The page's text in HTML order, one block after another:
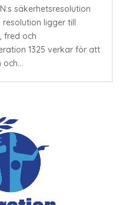
säkerhetsresolution
resolution ligger till
fred och
1325 verkar för att